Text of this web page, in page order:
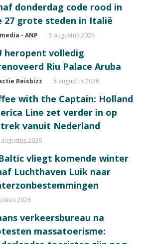
donderdag code rood in
27 grote steden in Italië
- ANP 5 augustus 2026
heropent volledig
Riu Palace Aruba
Reisbizz 5 augustus 2026
with the Captain: Holland
Line zet verder in op
vanuit Nederland
2026
vliegt komende winter
Luchthaven Luik naar
2026
verkeersbureau na
massatoerisme: